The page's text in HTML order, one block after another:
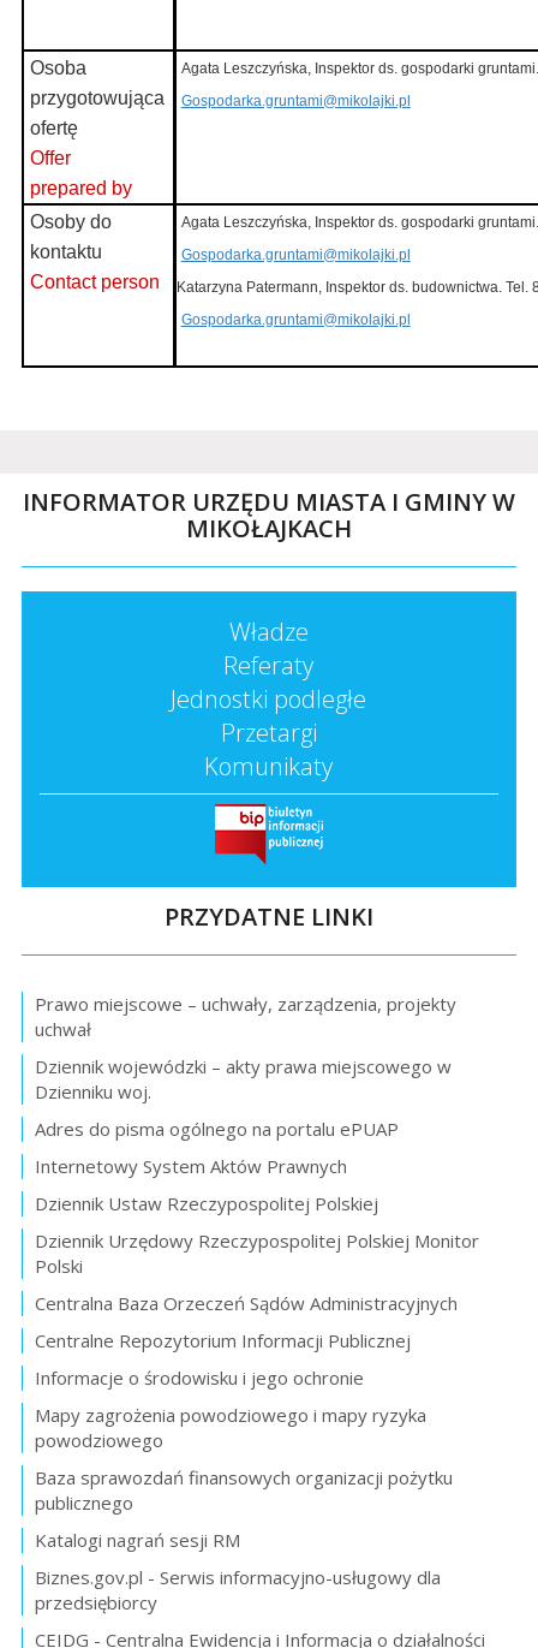
Osoba
przygotowująca
ofertę
Offer
prepared by
Agata Leszczyńska, Inspektor ds. gospodarki
Gospodarka.gruntami@mikolajki.pl
Osoby do
kontaktu
Contact person
Agata Leszczyńska, Inspektor ds. gospodarki
Gospodarka.gruntami@mikolajki.pl
Katarzyna Patermann, Inspektor ds. budownictwa. Tel.
Gospodarka.gruntami@mikolajki.pl
INFORMATOR URZĘDU MIASTA I GMINY W
MIKOŁAJKACH
Władze
Referaty
Jednostki podległe
Przetargi
Komunikaty
PRZYDATNE LINKI
Prawo miejscowe – uchwały, zarządzenia, projekty
uchwał
Dziennik wojewódzki – akty prawa miejscowego w
Dzienniku woj.
Adres do pisma ogólnego na portalu ePUAP
Internetowy System Aktów Prawnych
Dziennik Ustaw Rzeczypospolitej Polskiej
Dziennik Urzędowy Rzeczypospolitej Polskiej Monitor
Polski
Centralna Baza Orzeczeń Sądów Administracyjnych
Centralne Repozytorium Informacji Publicznej
Informacje o środowisku i jego ochronie
Mapy zagrożenia powodziowego i mapy ryzyka
powodziowego
Baza sprawozdań finansowych organizacji pożytku
publicznego
Katalogi nagrań sesji RM
Biznes.gov.pl - Serwis informacyjno-usługowy dla
przedsiębiorcy
CEIDG - Centralna Ewidencja i Informacja o działalności